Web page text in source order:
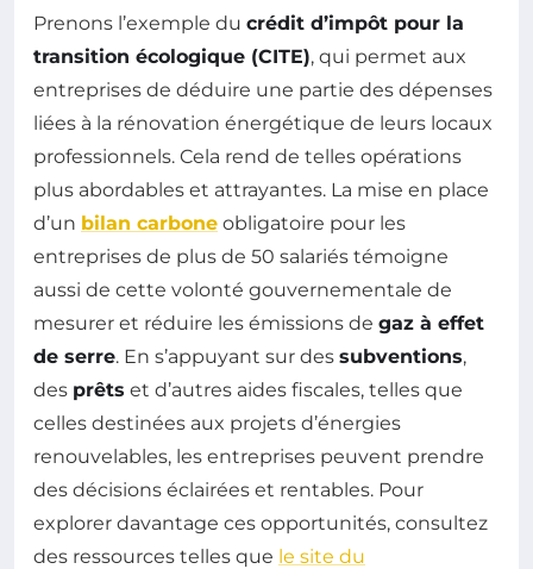
Prenons l’exemple du crédit d’impôt pour la
transition écologique (CITE), qui permet aux
entreprises de déduire une partie des dépenses
liées à la rénovation énergétique de leurs locaux
professionnels. Cela rend de telles opérations
plus abordables et attrayantes. La mise en place
d’un bilan carbone obligatoire pour les
entreprises de plus de 50 salariés témoigne
aussi de cette volonté gouvernementale de
mesurer et réduire les émissions de gaz à effet
de serre. En s’appuyant sur des subventions,
des prêts et d’autres aides fiscales, telles que
celles destinées aux projets d’énergies
renouvelables, les entreprises peuvent prendre
des décisions éclairées et rentables. Pour
explorer davantage ces opportunités, consultez
des ressources telles que le site du